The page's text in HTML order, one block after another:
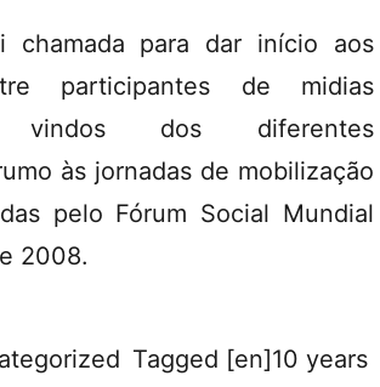
chamada para dar início aos
participantes de midias
vindos dos diferentes
às jornadas de mobilização
pelo Fórum Social Mundial
2008.
Tagged [en]10 years